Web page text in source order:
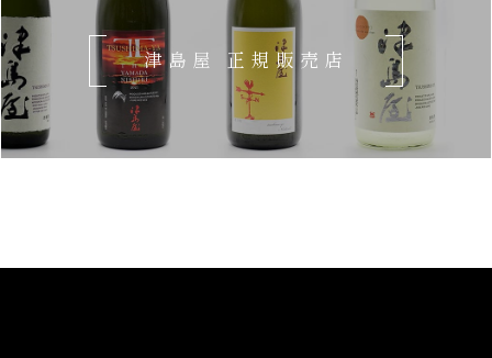
津島屋 正規販売店